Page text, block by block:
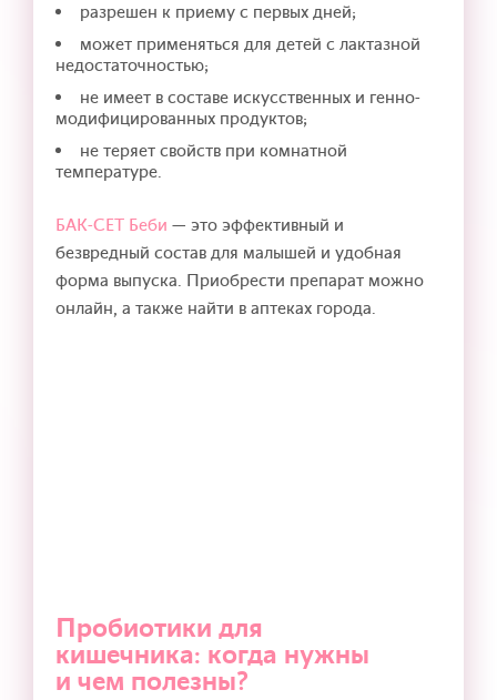
разрешен к приему с первых дней;
может применяться для детей с лактазной
недостаточностью;
не имеет в составе искусственных и генно-
модифицированных продуктов;
не теряет свойств при комнатной
температуре.
БАК-СЕТ Беби — это эффективный и
безвредный состав для малышей и удобная
форма выпуска. Приобрести препарат можно
онлайн, а также найти в аптеках города.
Пробиотики для
кишечника: когда нужны
и чем полезны?